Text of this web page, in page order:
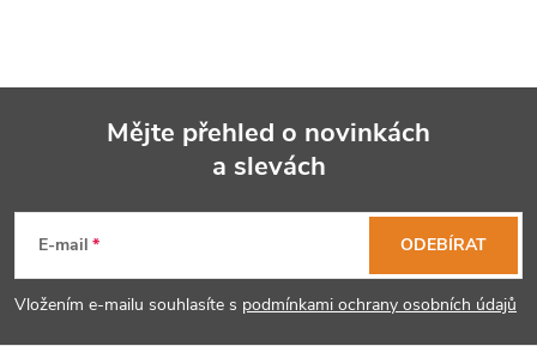
p
Mějte přehled o novinkách
a slevách
E-mail
Vložením e-mailu souhlasíte s podmínkami ochrany osobních údajů
ODEBÍRAT